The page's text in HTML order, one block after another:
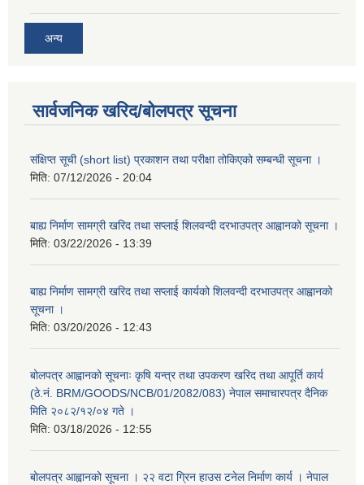
अन्य
सार्वजनिक खरिद/बोलपत्र सूचना
संक्षिप्त सूची (short list) प्रकाशन तथा परीक्षा तोकिएको सम्बन्धी सूचना ।
मिति: 07/12/2026 - 20:04
बाह्य निर्माण सामग्री खरिद तथा सप्लाई शिलवन्दी दरभाउपत्र आह्वानको सूचना ।
मिति: 03/22/2026 - 13:39
बाह्य निर्माण सामग्री खरिद तथा सप्लाई कार्यको शिलवन्दी दरभाउपत्र आह्वानको
सूचना ।
मिति: 03/20/2026 - 12:43
बोलपत्र आह्वानको सूचनाः कृषि यन्त्र तथा उपकरण खरिद तथा आपूर्ति कार्य
(ठे.नं. BRM/GOODS/NCB/01/2082/083) नेपाल समाचारपत्र दैनिक
मिति २०८२/१२/०४ गते ।
मिति: 03/18/2026 - 12:55
बोलपत्र आह्वानको सूचना । २२ वटा ग्रिन हाउस टनेल निर्माण कार्य । नेपाल